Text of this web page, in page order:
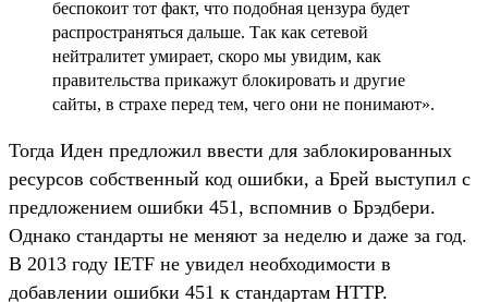
беспокоит тот факт, что подобная цензура будет
распространяться дальше. Так как сетевой
нейтралитет умирает, скоро мы увидим, как
правительства прикажут блокировать и другие
сайты, в страхе перед тем, чего они не понимают».
Тогда Иден предложил ввести для заблокированных
ресурсов собственный код ошибки, а Брей выступил с
предложением ошибки 451, вспомнив о Брэдбери.
Однако стандарты не меняют за неделю и даже за год.
В 2013 году IETF не увидел необходимости в
добавлении ошибки 451 к стандартам HTTP.